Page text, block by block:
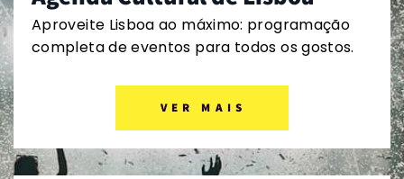
Aproveite Lisboa ao máximo: programação
completa de eventos para todos os gostos.
VER MAIS